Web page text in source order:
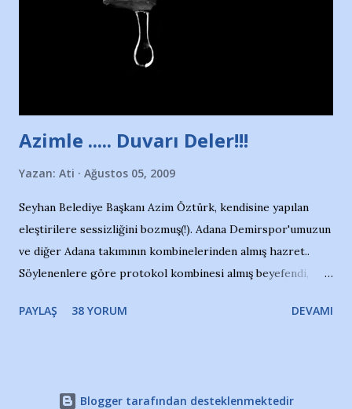
Sadece 4 kız çocuğu var. Nesrin, Adana Demirspor’un 4
kızından biri oluyor o gün…Giriyor havuza. 1973 – 1975
Adana Nesrin, 16 yaşında. Yüzüyor. 7 yaşında girdiği
Türkiye 3.lüğü var. 17 yaşında mar...
Azimle ..... Duvarı Deler!!!
Yazan: Ati Ağustos 05, 2009
Seyhan Belediye Başkanı Azim Öztürk, kendisine yapılan
eleştirilere sessizliğini bozmuş(!). Adana Demirspor'umuzun
ve diğer Adana takımının kombinelerinden almış hazret..
Söylenenlere göre protokol kombinesi almış beyefendi,
ki kombineyi Bekir Başkan'dan alırken; dillere destan..
Takımıma maddi gelir oldu diye seviniyorum, fakat bu
PAYLAŞ 38 YORUM DEVAMI
Blogger tarafından desteklenmektedir